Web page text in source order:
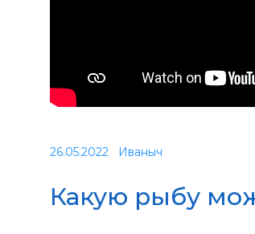
26.05.2022 Иваныч
Какую рыбу